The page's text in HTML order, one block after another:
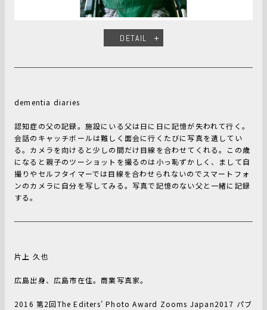
DETAIL
dementia diaries
認知症の父の記録。施設にいる父は日に日に記憶が失われて行く。
会話のキャッチボールは難しく面会に行くたびに写真を遺してい
る。カメラを向けると少しの間だけ目線を合わせてくれる。この歳
になると親子のツーショットを撮るのは小っ恥ずかしく、まして自
撮りやセルフタイマーでは目線を合わせられないのでスマートフォ
ンのカメラに自分を写してみる。写真で記憶のない父と一緒に記録
する。
片上 久也
広島出身、広島市在住。商業写真家。
2016 第2回The Editers’ Photo Award Zooms Japan2017 パブ